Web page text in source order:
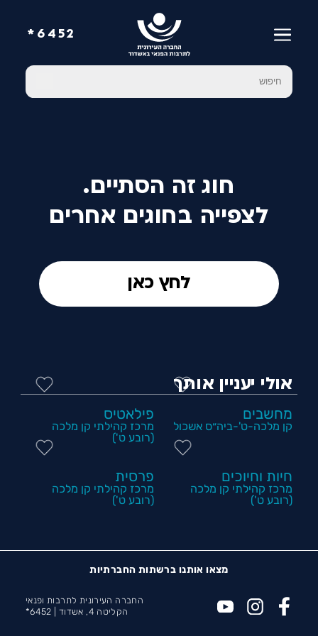
6452*
חוג זה הסתיים.
לצפייה בחוגים אחרים
לחץ כאן
אולי יעניין אותך
מחשבים
קן מלכה-ט'-ביה״ס אשכול
פילאטיס
מרכז קהילתי קן מלכה
(רובע ט')
חיות וחיוכים
מרכז קהילתי קן מלכה
(רובע ט')
פרסית
מרכז קהילתי קן מלכה
(רובע ט')
מצאו אותנו ברשתות החברתיות
החברה העירונית לתרבות ופנאי
הקליטה 4, אשדוד |
6452*